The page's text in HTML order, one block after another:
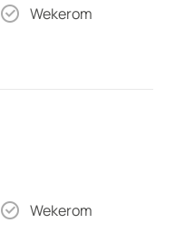
Wekerom
Wekerom